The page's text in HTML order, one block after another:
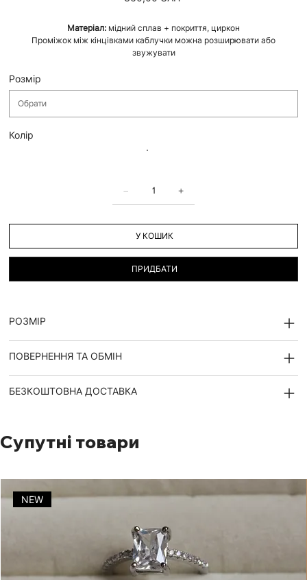
Матеріал: мідний сплав + покриття, циркон
Проміжок між кінцівками каблучки можна розширювати або
звужувати
Розмір
Колір
У КОШИК
ПРИДБАТИ
РОЗМІР
ПОВЕРНЕННЯ ТА ОБМІН
БЕЗКОШТОВНА ДОСТАВКА
Супутні товари
NEW